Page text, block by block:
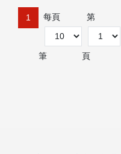
1 每頁
筆
第
頁